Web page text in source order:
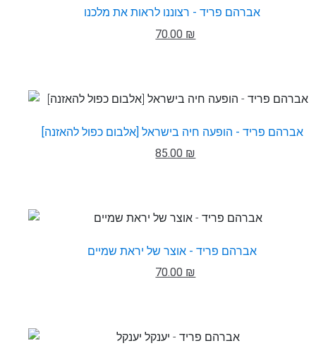
אברהם פריד - רצוננו לראות את מלכנו
70.00 ₪
אברהם פריד - הופעה חיה בישראל [אלבום כפול להאזנה]
85.00 ₪
אברהם פריד - אוצר של יראת שמיים
70.00 ₪